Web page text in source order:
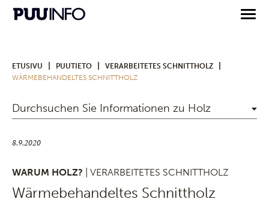
ETUSIVU PUUTIETO VERARBEITETES SCHNITTHOLZ
WÄRMEBEHANDELTES SCHNITTHOLZ
Durchsuchen Sie Informationen zu Holz
8.9.2020
WARUM HOLZ? | VERARBEITETES SCHNITTHOLZ
Wärmebehandeltes Schnittholz